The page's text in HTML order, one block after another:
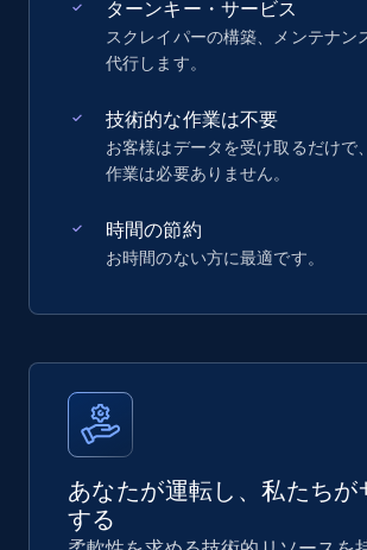
ターンキー・サービス
スクレイパーの構築、メンテナン
代行します。
技術的な作業は不要
お客様はデータを受け取るだけで
作業は必要ありません。
時間の節約
お時間のない方に最適です。
あなたが運転し、私たちが
する